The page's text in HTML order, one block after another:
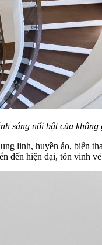
sáng nổi bật của
linh, huyền ảo, biến
đến hiện đại, tôn vinh